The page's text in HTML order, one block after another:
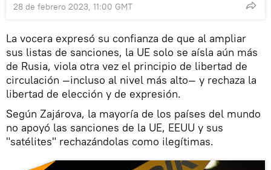
28 de febrero 2023, 11:00 GMT
La vocera expresó su confianza de que al ampliar
sus listas de sanciones, la UE solo se aísla aún más
de Rusia, viola otra vez el principio de libertad de
circulación —incluso al nivel más alto— y rechaza la
libertad de elección y de expresión.
Según Zajárova, la mayoría de los países del mundo
no apoyó las sanciones de la UE, EEUU y sus
"satélites" rechazándolas como ilegítimas.